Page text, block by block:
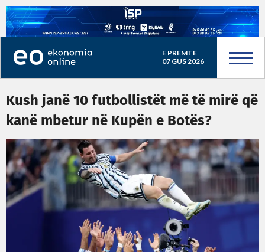
E PREMTE
07 GUS 2026
Kush janë 10 futbollistët më të mirë që
kanë mbetur në Kupën e Botës?